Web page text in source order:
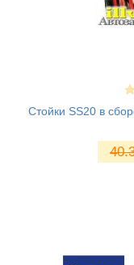
Стойки SS20 в